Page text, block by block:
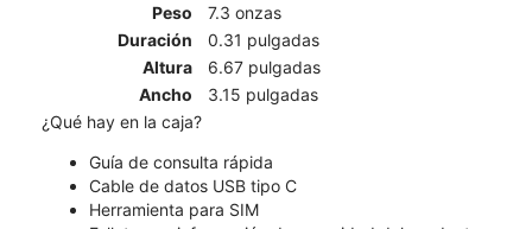
Peso
7.3 onzas
Duración
0.31 pulgadas
Altura
6.67 pulgadas
Ancho
3.15 pulgadas
¿Qué hay en la caja?
Guía de consulta rápida
Cable de datos USB tipo C
Herramienta para SIM